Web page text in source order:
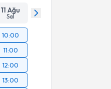
11 Ağu
Sal
10:00
11:00
12:00
13:00